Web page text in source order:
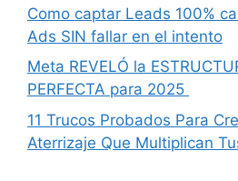
Como captar Leads 100%
Ads SIN fallar en el intento
Meta REVELÓ la
PERFECTA para 2025
11 Trucos Probados Para
Aterrizaje Que Multiplican